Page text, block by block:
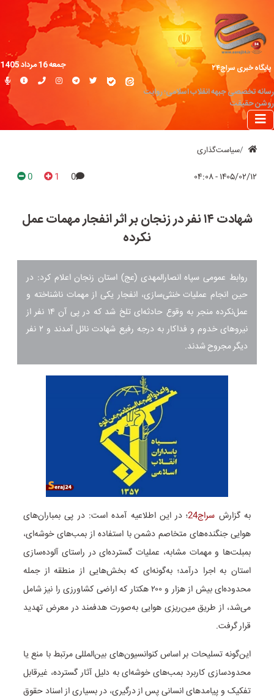
پایگاه خبری سراج۲۴
رسانه تخصصی جبهه انقلاب اسلامی؛ روایت
روشن حقیقت
جمعه 16 مرداد 1405
سیاست‌گذاری
۱۴۰۵/۰۲/۱۲ - ۰۴:۰۸ 0
1
0
شهادت ۱۴ نفر در زنجان بر اثر انفجار مهمات عمل
نکرده
روابط عمومی سپاه انصارالمهدی (عج) استان زنجان اعلام کرد: در
حین انجام عملیات خنثی‌سازی، انفجار یکی از مهمات ناشناخته و
عمل‌نکرده منجر به وقوع حادثه‌ای تلخ شد که در پی آن ۱۴ نفر از
نیروهای خدوم و فداکار به درجه رفیع شهادت نائل آمدند و ۲ نفر
دیگر مجروح شدند.
به گزارش سراج24
؛ در این اطلاعیه آمده است: در پی بمباران‌های
هوایی جنگنده‌های متخاصم دشمن با استفاده از بمب‌های خوشه‌ای،
بمبلت‌ها و مهمات مشابه، عملیات گسترده‌ای در راستای آلوده‌سازی
استان به اجرا درآمد؛ به‌گونه‌ای که بخش‌هایی از منطقه از جمله
محدوده‌ای بیش از هزار و ۲۰۰ هکتار که اراضی کشاورزی را نیز شامل
می‌شد، از طریق مین‌ریزی هوایی به‌صورت هدفمند در معرض تهدید
قرار گرفت.
این‌گونه تسلیحات بر اساس کنوانسیون‌های بین‌المللی مرتبط با منع یا
محدودسازی کاربرد بمب‌های خوشه‌ای به دلیل آثار گسترده، غیرقابل
تفکیک و پیامدهای انسانی پس از درگیری، در بسیاری از اسناد حقوق